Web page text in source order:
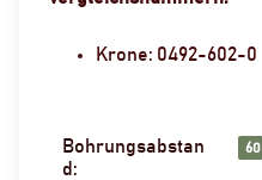
Krone: 0492-602-0
Produkteigenschaft
Wert
Bohrungsabstan
d:
60